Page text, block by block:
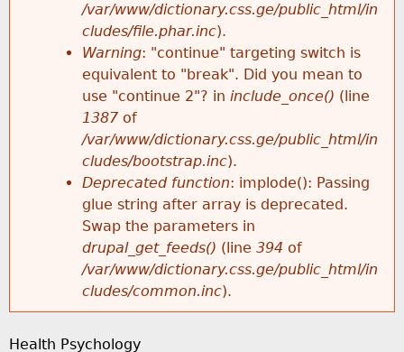
/var/www/dictionary.css.ge/public_html/in
cludes/file.phar.inc).
Warning: "continue" targeting switch is
equivalent to "break". Did you mean to
use "continue 2"? in include_once() (line
1387 of
/var/www/dictionary.css.ge/public_html/in
cludes/bootstrap.inc).
Deprecated function: implode(): Passing
glue string after array is deprecated.
Swap the parameters in
drupal_get_feeds() (line 394 of
/var/www/dictionary.css.ge/public_html/in
cludes/common.inc).
Health Psychology